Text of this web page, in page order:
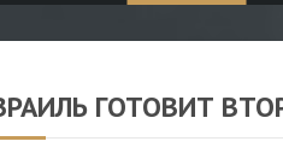
ГОТОВИТ